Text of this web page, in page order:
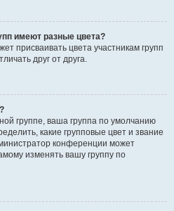
имеют разные цвета?
присваивать цвета участникам групп
друг от друга.
группе, ваша группа по умолчанию
какие групповые цвет и звание
конференции может
изменять вашу группу по